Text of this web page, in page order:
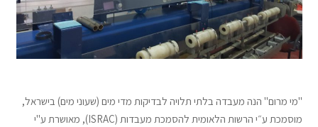
"מי מרום" הנה מעבדה בלתי תלויה לבדיקות מדי מים (שעוני מים) בישראל,
מוסמכת ע״י הרשות הלאומית להסמכת מעבדות (ISRAC), מאושרת ע"י